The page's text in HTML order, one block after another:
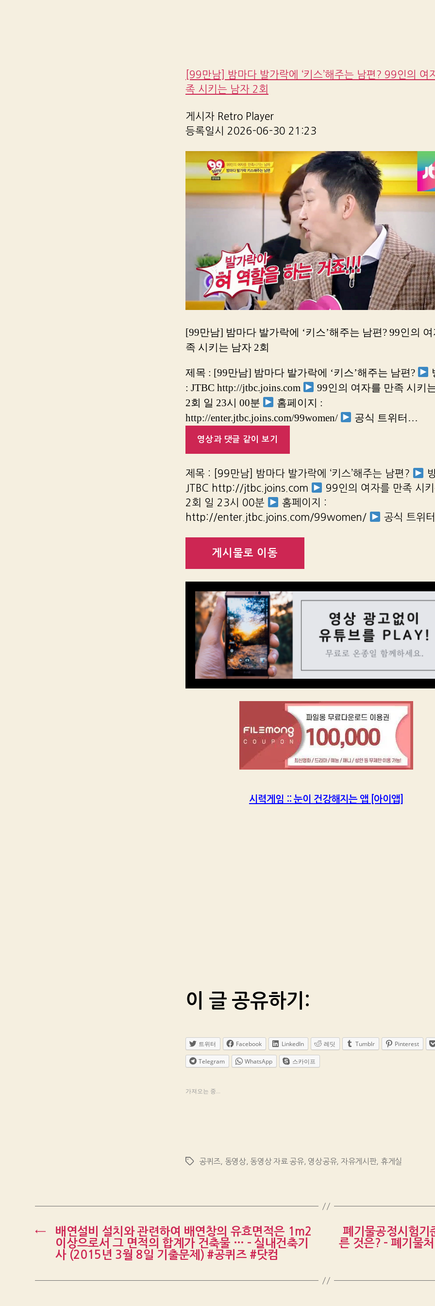
[99만남] 밤마다 발가락에 ‘키스’해주는 남편? 99인의 여
족 시키는 남자 2회
게시자 Retro Player
등록일시 2026-06-30 21:23
[99만남] 밤마다 발가락에 ‘키스’해주는 남편? 99인의
족 시키는 남자 2회
제목 : [99만남] 밤마다 발가락에 ‘키스’해주는 남편?
: JTBC http://jtbc.joins.com
99인의 여자를 만족 시키
2회 일 23시 00분
홈페이지 :
http://enter.jtbc.joins.com/99women/
공식 트위터…
영상과 댓글 같이 보기
제목 : [99만남] 밤마다 발가락에 ‘키스’해주는 남편?
JTBC http://jtbc.joins.com
99인의 여자를 만족 시
2회 일 23시 00분
홈페이지 :
http://enter.jtbc.joins.com/99women/
공식 트위
게시물로 이동
시력게임 :: 눈이 건강해지는 앱 [아이앱]
이 글 공유하기:
트위터 Facebook LinkedIn 레딧 Tumblr Pinterest
Telegram WhatsApp 스카이프
가져오는 중...
Tags공퀴즈, 동영상, 동영상 자료 공유, 영상공유, 자유게시판, 휴게실
←
배연설비 설치와 관련하여 배연창의 유효면적은 1m2
이상으로서 그 면적의 합계가 건축물 … – 실내건축기
사 (2015년 3월 8일 기출문제) #공퀴즈 #닷컴
폐기물공정시험기
른 것은? – 폐기물